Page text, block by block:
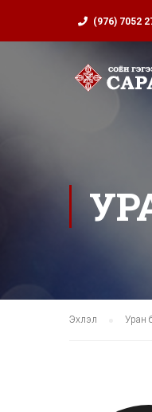
(976) 7052
Эхлэл Уран